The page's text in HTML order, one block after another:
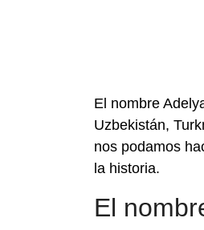
El nombre
Uzbekistán,
nos podamos
la historia.
El